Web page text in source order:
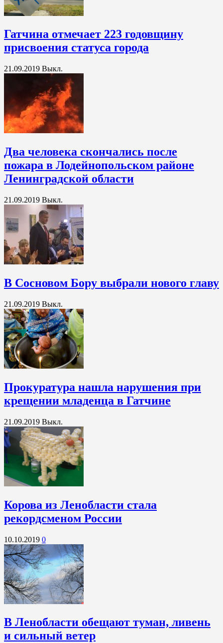
Гатчина отмечает 223 годовщину
присвоения статуса города
21.09.2019 Выкл.
Два человека скончались после
пожара в Лодейнопольском районе
Ленинградской области
21.09.2019 Выкл.
В Сосновом Бору выбрали нового главу
21.09.2019 Выкл.
Прокуратура нашла нарушения при
крещении младенца в Гатчине
21.09.2019 Выкл.
Корова из Ленобласти стала
рекордсменом России
10.10.2019 0
В Ленобласти обещают туман, ливень
и сильный ветер